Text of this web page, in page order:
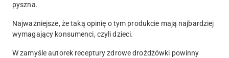
pyszna.
Najważniejsze, że taką opinię o tym produkcie mają najbardziej
wymagający konsumenci, czyli dzieci.
W zamyśle autorek receptury zdrowe drożdżówki powinny